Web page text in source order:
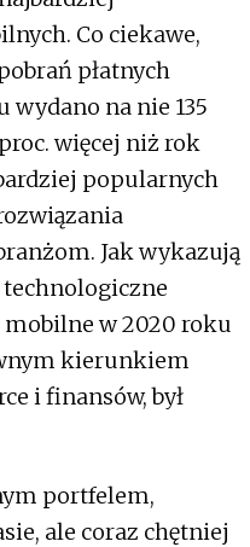
Co ciekawe,
płatnych
wydano na nie 135
więcej niż rok
popularnych
Jak wykazują
w 2020 roku
kierunkiem
i finansów, był
portfelem,
ale coraz chętniej